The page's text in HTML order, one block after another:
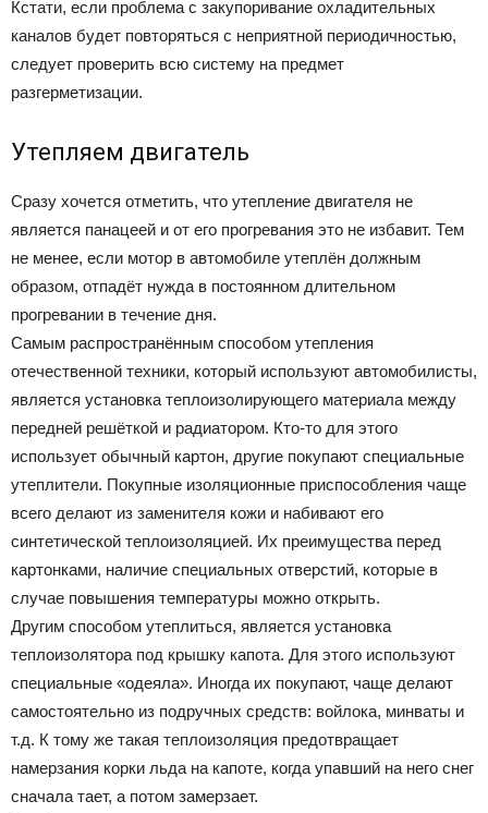
Кстати, если проблема с закупоривание охладительных
каналов будет повторяться с неприятной периодичностью,
следует проверить всю систему на предмет
разгерметизации.
Утепляем двигатель
Сразу хочется отметить, что утепление двигателя не
является панацеей и от его прогревания это не избавит. Тем
не менее, если мотор в автомобиле утеплён должным
образом, отпадёт нужда в постоянном длительном
прогревании в течение дня.
Самым распространённым способом утепления
отечественной техники, который используют автомобилисты,
является установка теплоизолирующего материала между
передней решёткой и радиатором. Кто-то для этого
использует обычный картон, другие покупают специальные
утеплители. Покупные изоляционные приспособления чаще
всего делают из заменителя кожи и набивают его
синтетической теплоизоляцией. Их преимущества перед
картонками, наличие специальных отверстий, которые в
случае повышения температуры можно открыть.
Другим способом утеплиться, является установка
теплоизолятора под крышку капота. Для этого используют
специальные «одеяла». Иногда их покупают, чаще делают
самостоятельно из подручных средств: войлока, минваты и
т.д. К тому же такая теплоизоляция предотвращает
намерзания корки льда на капоте, когда упавший на него снег
сначала тает, а потом замерзает.